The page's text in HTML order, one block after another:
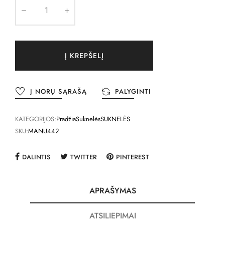
Į KREPŠELĮ
Į NORŲ SĄRAŠĄ PALYGINTI
KATEGORIJOS:PradžiaSuknelėsSUKNELĖS
SKU:MANU442
DALINTIS TWITTER PINTEREST
APRAŠYMAS
ATSILIEPIMAI